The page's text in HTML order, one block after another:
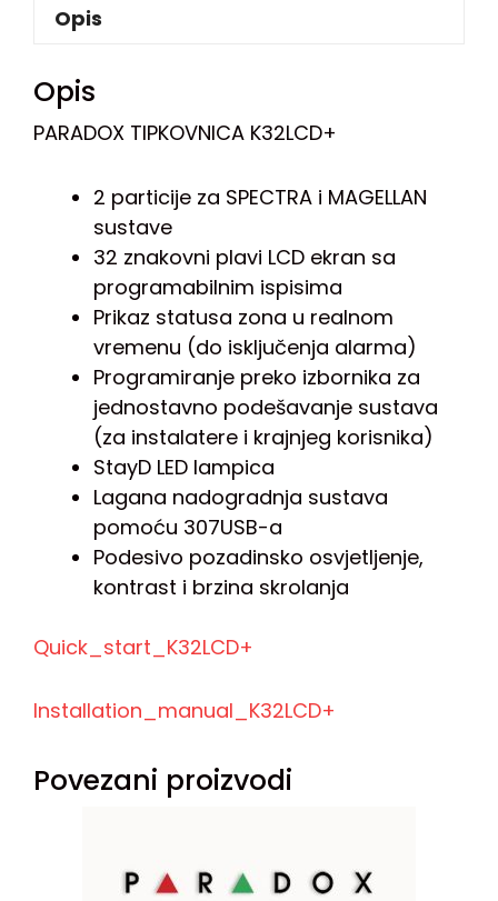
Opis
Opis
PARADOX TIPKOVNICA K32LCD+
2 particije za SPECTRA i MAGELLAN
sustave
32 znakovni plavi LCD ekran sa
programabilnim ispisima
Prikaz statusa zona u realnom
vremenu (do isključenja alarma)
Programiranje preko izbornika za
jednostavno podešavanje sustava
(za instalatere i krajnjeg korisnika)
StayD LED lampica
Lagana nadogradnja sustava
pomoću 307USB-a
Podesivo pozadinsko osvjetljenje,
kontrast i brzina skrolanja
Quick_start_K32LCD+
Installation_manual_K32LCD+
Povezani proizvodi